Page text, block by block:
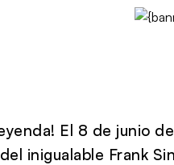
El 8 de junio
inigualable Frank